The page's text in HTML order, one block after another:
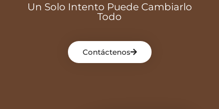
Un Solo Intento Puede Cambiarlo
Todo
Contáctenos